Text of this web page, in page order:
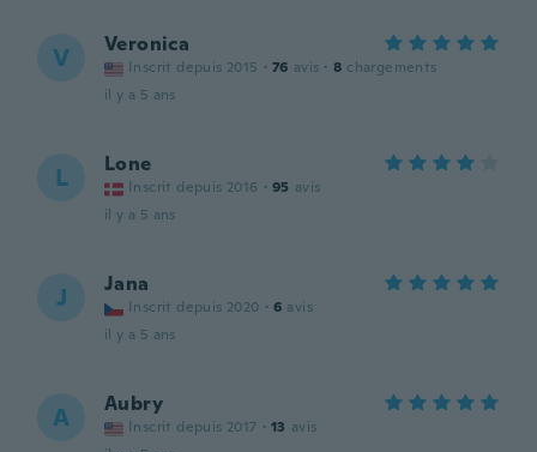
V Veronica
Inscrit depuis 2015 · 76 avis · 8 chargements
il y a 5 ans
L Lone
Inscrit depuis 2016 · 95 avis
il y a 5 ans
J Jana
Inscrit depuis 2020 · 6 avis
il y a 5 ans
A Aubry
Inscrit depuis 2017 · 13 avis